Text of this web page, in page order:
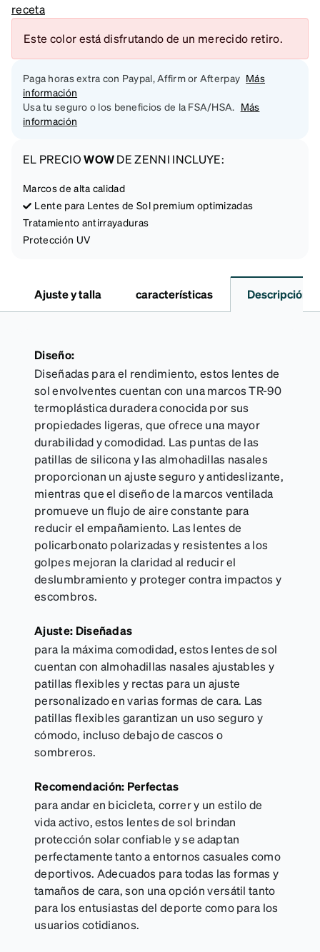
receta
Este color está disfrutando de un merecido retiro.
Paga horas extra con Paypal, Affirm or Afterpay Más
información
Usa tu seguro o los beneficios de la FSA/HSA. Más
información
EL PRECIOWOWDE ZENNI INCLUYE:
Marcos de alta calidad
Lente para Lentes de Sol premium optimizadas
Tratamiento antirrayaduras
Protección UV
Ajuste y talla características Descripción
Diseño:
Diseñadas para el rendimiento, estos lentes de
sol envolventes cuentan con una marcos TR-90
termoplástica duradera conocida por sus
propiedades ligeras, que ofrece una mayor
durabilidad y comodidad. Las puntas de las
patillas de silicona y las almohadillas nasales
proporcionan un ajuste seguro y antideslizante,
mientras que el diseño de la marcos ventilada
promueve un flujo de aire constante para
reducir el empañamiento. Las lentes de
policarbonato polarizadas y resistentes a los
golpes mejoran la claridad al reducir el
deslumbramiento y proteger contra impactos y
escombros.
Ajuste: Diseñadas
para la máxima comodidad, estos lentes de sol
cuentan con almohadillas nasales ajustables y
patillas flexibles y rectas para un ajuste
personalizado en varias formas de cara. Las
patillas flexibles garantizan un uso seguro y
cómodo, incluso debajo de cascos o
sombreros.
Recomendación: Perfectas
para andar en bicicleta, correr y un estilo de
vida activo, estos lentes de sol brindan
protección solar confiable y se adaptan
perfectamente tanto a entornos casuales como
deportivos. Adecuados para todas las formas y
tamaños de cara, son una opción versátil tanto
para los entusiastas del deporte como para los
usuarios cotidianos.